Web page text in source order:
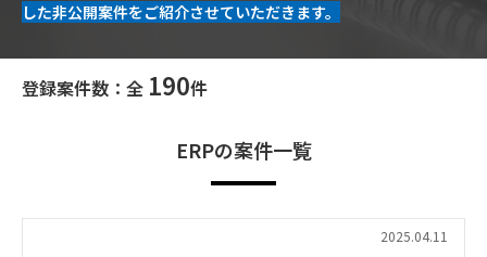
した非公開案件をご紹介させていただきます。
登録案件数：全 190件
ERPの案件一覧
2025.04.11